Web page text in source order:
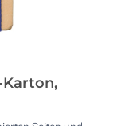
Karton,